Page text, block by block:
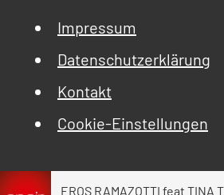
Impressum
Datenschutzerklärung
Kontakt
Cookie-Einstellungen
EROS RAMAZOTTI feat TINA